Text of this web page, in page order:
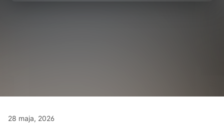
28 maja, 2026